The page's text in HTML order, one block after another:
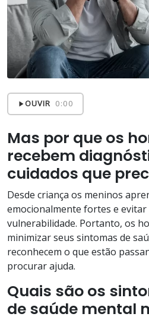
OUVIR 0:00
Mas por que os
recebem
cuidados que
Desde criança os meninos
emocionalmente fortes e
vulnerabilidade. Portanto, os
minimizar seus sintomas de
reconhecem o que estão
procurar ajuda.
Quais são os
de saúde mental